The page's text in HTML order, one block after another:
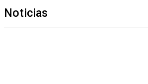
Noticias